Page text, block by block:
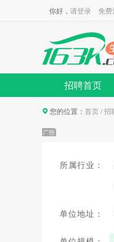
你好， 请登录 免费
招聘首页
您的位置： 首页/招
所属行业：
单位地址：